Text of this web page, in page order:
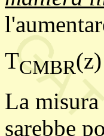
TCMBR
La
sarebbe